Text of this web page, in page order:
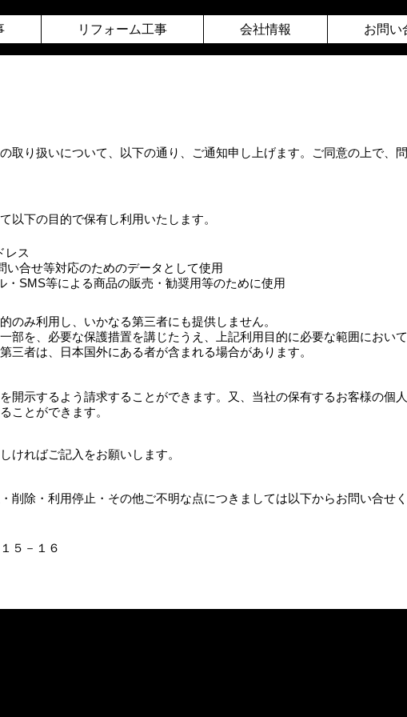
リフォーム工事 会社情報 お問い
取り扱いについて、以下の通り、ご通知申し上げます。ご同意の上で、
以下の目的で保有し利用いたします。
ス
合せ等対応のためのデータとして使用
による商品の販売・勧奨用等のために使用
のみ利用し、いかなる第三者にも提供しません。
部を、必要な保護措置を講じたうえ、上記利用目的に必要な範囲におい
三者は、日本国外にある者が含まれる場合があります。
開示するよう請求することができます。又、当社の保有するお客様の個
ことができます。
ければご記入をお願いします。
削除・利用停止・その他ご不明な点につきましては以下からお問い合せく
－１６